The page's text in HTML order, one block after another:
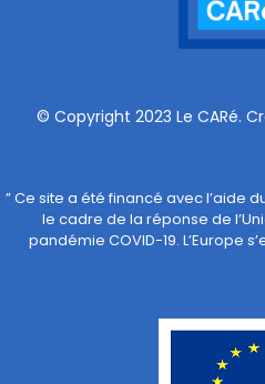
© Copyright 2023 Le CARé.
” Ce site a été financé avec l’aide du
le cadre de la réponse de
pandémie COVID-19. L’Europe